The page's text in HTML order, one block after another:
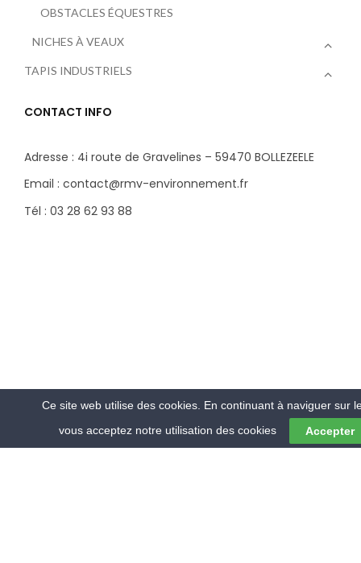
OBSTACLES ÉQUESTRES
NICHES À VEAUX
TAPIS INDUSTRIELS
CONTACT INFO
Adresse : 4i route de Gravelines – 59470 BOLLEZEELE
Email : contact@rmv-environnement.fr
Tél : 03 28 62 93 88
Ce site web utilise des cookies. En continuant à naviguer sur
vous acceptez notre utilisation des cookies
Accepter